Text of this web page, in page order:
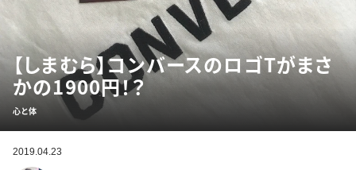
【しまむら】コンバースのロゴTがまさ
かの1900円！？
心と体
2019.04.23